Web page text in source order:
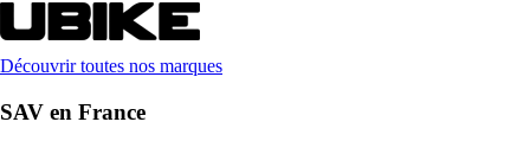
Découvrir toutes nos marques
SAV en France